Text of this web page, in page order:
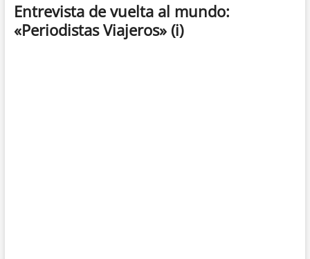
Entrevista de vuelta al mundo:
«Periodistas Viajeros» (i)